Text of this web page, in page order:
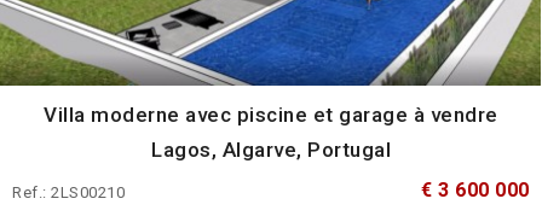
Villa moderne avec piscine et garage à vendre
Lagos, Algarve, Portugal
Ref.: 2LS00210 € 3 600 000